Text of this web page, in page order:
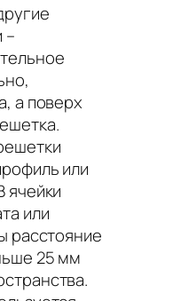
–
а поверх
или
ячейки
или
расстояние
25 мм